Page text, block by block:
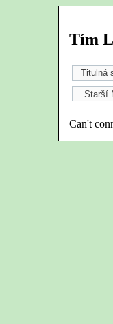
Tím
Titulná
Starší
Can't